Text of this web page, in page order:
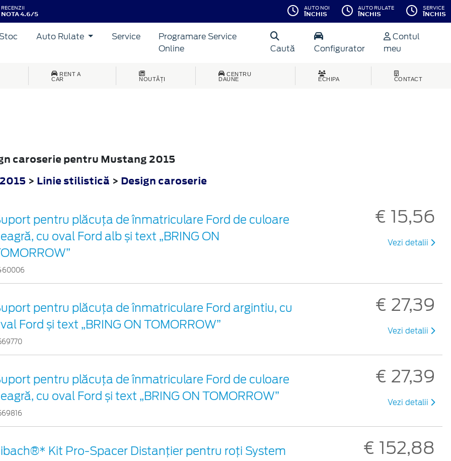
RECENZII
NOTA 4.6/5
AUTO NOI
ÎNCHIS
AUTO RULATE
ÎNCHIS
SERVICE
ÎNCHIS
Auto Rulate Service
Programare Service
Online
Caută Configurator
Contul
meu
RENT A
CAR
NOUTĂȚI
CENTRU
DAUNE
ECHIPA CONTACT
caroserie pentru Mustang 2015
> Linie stilistică > Design caroserie
pentru plăcuța de înmatriculare Ford de culoare
cu oval Ford alb și text „BRING ON
€ 15,56
Vezi detalii
pentru plăcuța de înmatriculare Ford argintiu, cu
Ford și text „BRING ON TOMORROW”
€ 27,39
Vezi detalii
pentru plăcuța de înmatriculare Ford de culoare
cu oval Ford și text „BRING ON TOMORROW”
€ 27,39
Vezi detalii
Kit Pro-Spacer Distanțier pentru roți System
€ 152,88